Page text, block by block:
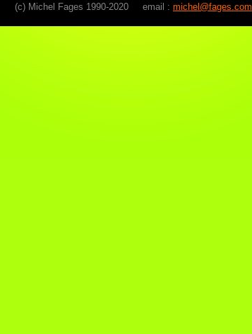
(c) Michel Fages 1990-2020 email : michel@fages.com